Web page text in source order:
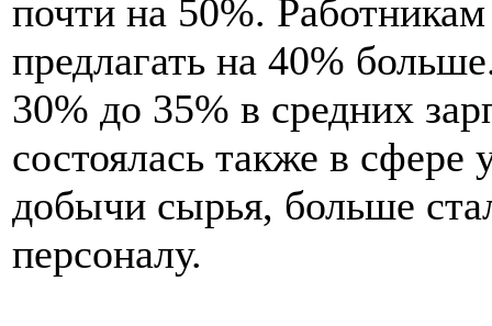
почти на 50%.
предлагать на 40%
30% до 35% в средних
состоялась также в
добычи сырья, больше
персоналу.